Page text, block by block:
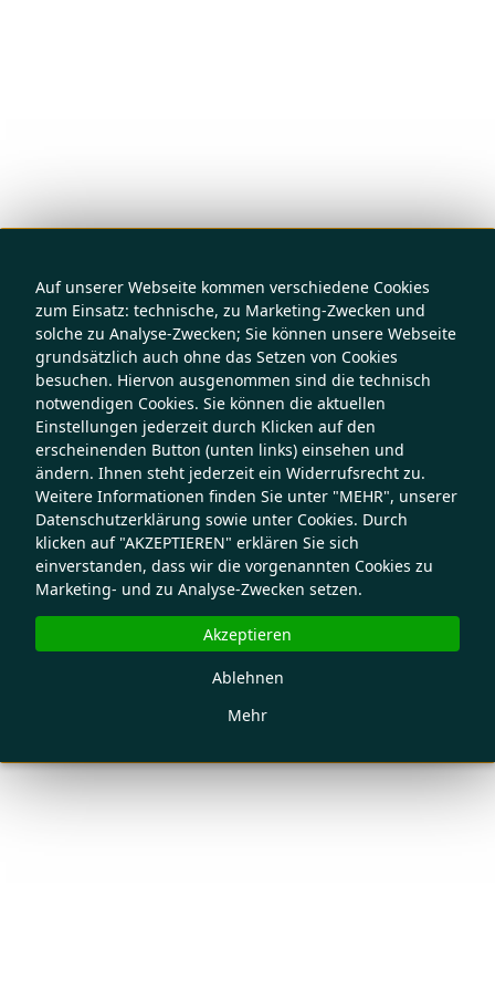
Auf unserer Webseite kommen verschiedene Cookies
zum Einsatz: technische, zu Marketing-Zwecken und
solche zu Analyse-Zwecken; Sie können unsere Webseite
grundsätzlich auch ohne das Setzen von Cookies
besuchen. Hiervon ausgenommen sind die technisch
notwendigen Cookies. Sie können die aktuellen
Einstellungen jederzeit durch Klicken auf den
erscheinenden Button (unten links) einsehen und
ändern. Ihnen steht jederzeit ein Widerrufsrecht zu.
Weitere Informationen finden Sie unter "MEHR", unserer
Datenschutzerklärung sowie unter Cookies. Durch
klicken auf "AKZEPTIEREN" erklären Sie sich
einverstanden, dass wir die vorgenannten Cookies zu
Marketing- und zu Analyse-Zwecken setzen.
Mehr
Ablehnen
Akzeptieren